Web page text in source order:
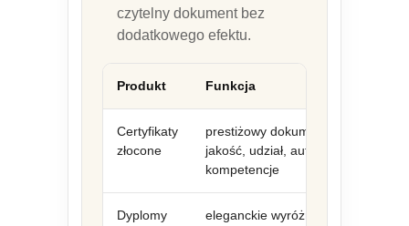
czytelny dokument bez
dodatkowego efektu.
Produkt Funkcja
Certyfikaty
złocone
prestiżowy dokument
jakość, udział, autentyczność lub
kompetencje
Dyplomy
eleganckie wyróżnienie lub